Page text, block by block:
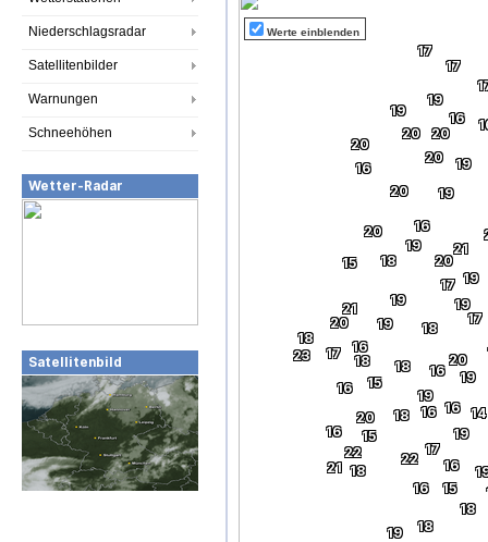
Niederschlagsradar
Satellitenbilder
Warnungen
Schneehöhen
Wetter-Radar
Satellitenbild
Werte einblenden
23
15
15
19
21
18
19
20 19
21
20
16
20
16
16
21
16
18
20
18
18
16
20
19
19
15
18
19
16
19
17
20
20
17
17
19
19
17
18
19
15
18
20
14
20
17
16
16
16
18
20
19
17
18
22
16
16
19
22
19